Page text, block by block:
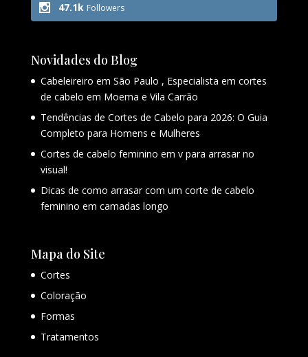
47.1k Followers
Novidades do Blog
Cabeleireiro em São Paulo , Especialista em cortes
de cabelo em Moema e Vila Carrão
Tendências de Cortes de Cabelo para 2026: O Guia
Completo para Homens e Mulheres
Cortes de cabelo feminino em v para arrasar no
visual!
Dicas de como arrasar com um corte de cabelo
feminino em camadas longo
Mapa do Site
Cortes
Coloração
Formas
Tratamentos